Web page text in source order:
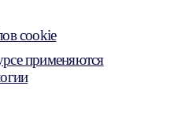
cookie
применяются